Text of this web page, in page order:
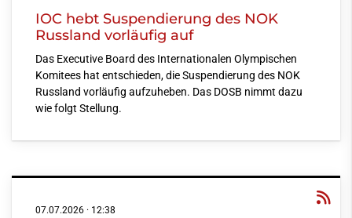
IOC hebt Suspendierung des NOK
Russland vorläufig auf
Das Executive Board des Internationalen Olympischen
Komitees hat entschieden, die Suspendierung des NOK
Russland vorläufig aufzuheben. Das DOSB nimmt dazu
wie folgt Stellung.
07.07.2026 · 12:38